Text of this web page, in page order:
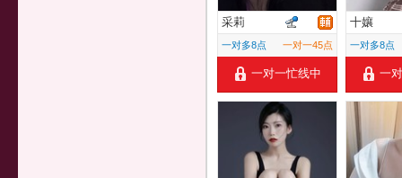
采莉
一对多8点 一对一45点
一对一忙线中
十孃
一对多8点
一